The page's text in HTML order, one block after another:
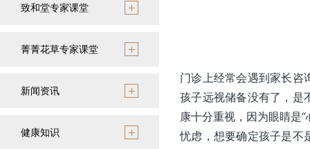
致和堂专家课堂
菁菁花草专家课堂
新闻资讯
健康知识
门诊上经常会遇到家长咨
孩子远视储备没有了，是
康十分重视，因为眼睛是
忧虑，想要确定孩子是不